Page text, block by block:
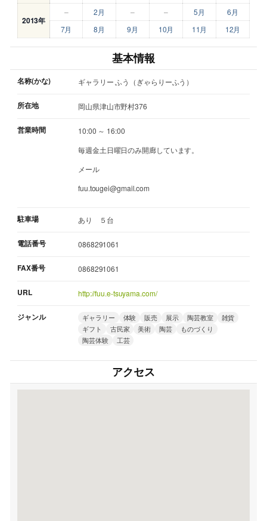
2013年
– 2月 – – 5月
6月
7月
8月 9月 10月 11月 12月
基本情報
名称(かな) ギャラリー ふう（ぎゃらりーふう）
所在地 岡山県津山市野村376
営業時間
10:00 ～ 16:00
毎週金土日曜日のみ開廊しています。
メール
fuu.tougei@gmail.com
駐車場 あり ５台
電話番号 0868291061
FAX番号 0868291061
URL http://fuu.e-tsuyama.com/
ジャンル ギャラリー 体験 販売 展示 陶芸教室
雑貨
ギフト
古民家 美術 陶芸
ものづくり
陶芸体験
工芸
アクセス